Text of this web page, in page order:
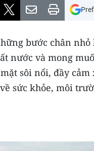
bước chân
nước và mong
sôi nổi, đầy cảm
sức khỏe, môi